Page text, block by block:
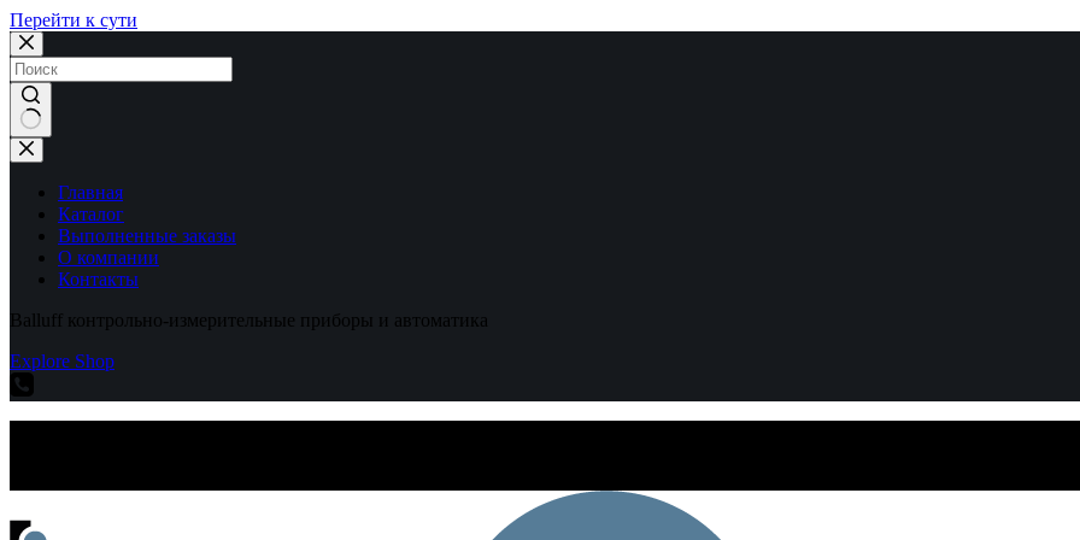
Перейти к сути
Ничего
не
найденоГлавная
Каталог
Выполненные заказы
О компании
Контакты
Balluff контрольно-измерительные приборы и автоматика
Explore Shop